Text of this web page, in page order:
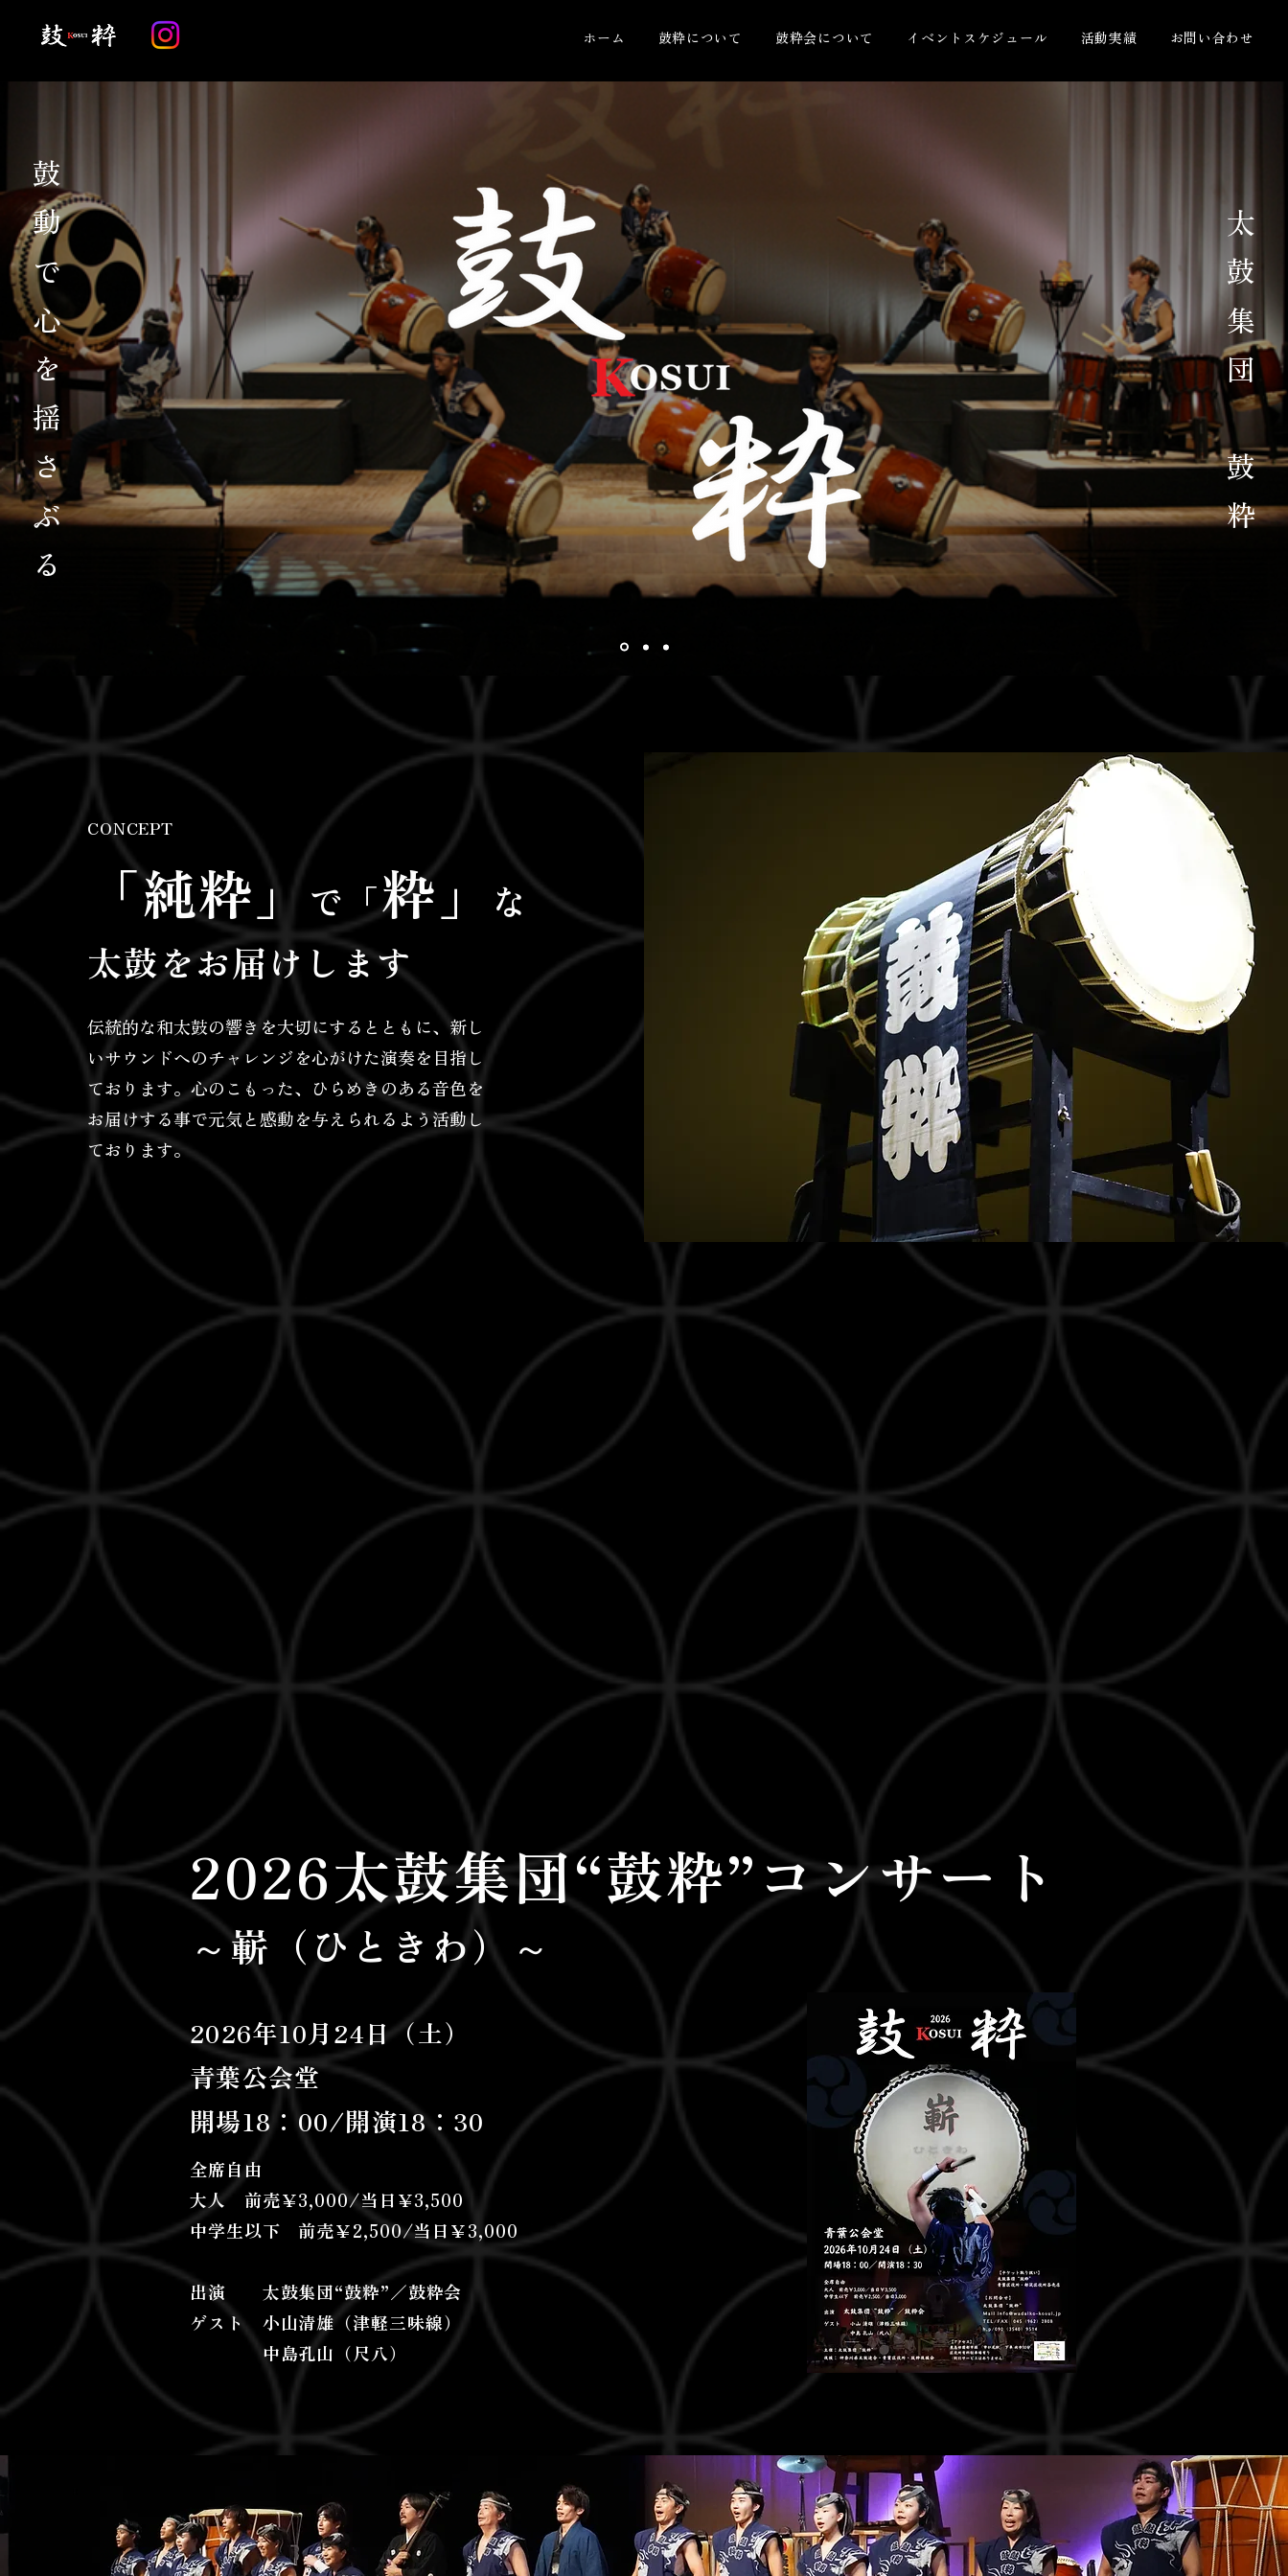
ホーム 鼓粋について 鼓粋会について イベントスケジュール 活動実績 お問い合わせ
鼓動で心を揺さぶる 太鼓集団 鼓粋
CONCEPT
「純粋」で「粋」
な
太鼓をお届けします
伝統的な和太鼓の響きを大切にするとともに、新し
いサウンドへのチャレンジを心がけた演奏を目指し
ております。心のこもった、ひらめきのある音色を
お届けする事で元気と感動を与えられるよう活動し
ております。
​2026太鼓集団“鼓粋”コンサート
​～嶄（ひときわ）～
​2026年10月24日（土）
​青葉公会堂
​開場18：00/開演18：30
全席自由
​大人 前売￥3,000/当日￥3,500
中学生以下 前売￥2,500/当日￥3,000
出演 太鼓集団“鼓粋”／鼓粋会
ゲスト 小山清雄（津軽三味線）
​ 中島孔山（尺八）